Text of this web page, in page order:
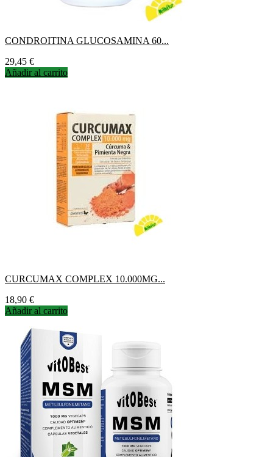
CONDROITINA GLUCOSAMINA 60...
Precio
29,45 €
Añadir al carrito
CURCUMAX COMPLEX 10.000MG...
Precio
18,90 €
Añadir al carrito